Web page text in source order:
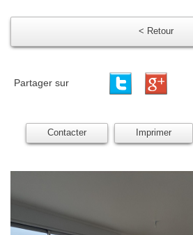
< Retour
Partager sur
Contacter Imprimer